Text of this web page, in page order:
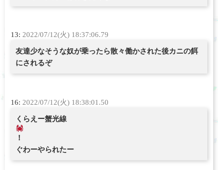
13: 2022/07/12(火) 18:37:06.79
友達少なそうな奴が乗ったら散々働かされた後カニの餌
にされるぞ
16: 2022/07/12(火) 18:38:01.50
くらえー蟹光線
！
ぐわーやられたー